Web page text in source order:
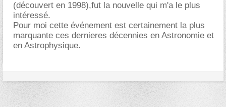
(découvert en 1998),fut la nouvelle qui m'a le plus
intéressé.
Pour moi cette événement est certainement la plus
marquante ces dernieres décennies en Astronomie et
en Astrophysique.